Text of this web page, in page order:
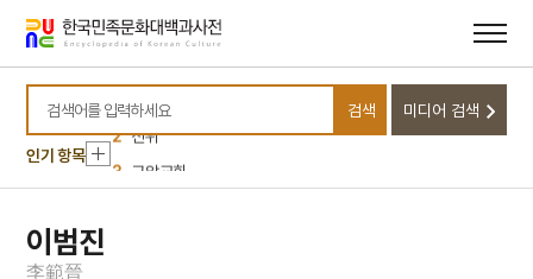
바로가기
바로가기
검색어를 입력하세요
검색 미디어 검색
인기 항목
10 님의 침묵
1 금성대군
2 신위
4 이리역 폭발 사고
이범진
李範晉